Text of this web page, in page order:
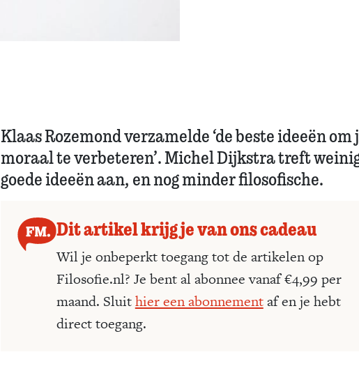
Klaas Rozemond verzamelde ‘de beste ideeën om
moraal te verbeteren’. Michel Dijkstra treft
goede ideeën aan, en nog minder filosofische.
Dit artikel krijg je van ons cadeau
Wil je onbeperkt toegang tot de artikelen op
Filosofie.nl? Je bent al abonnee vanaf €4,99 per
maand. Sluithier een abonnementaf en je hebt
direct toegang.